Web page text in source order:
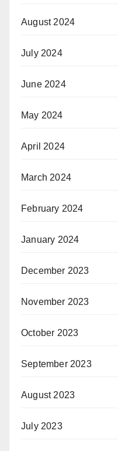
August 2024
July 2024
June 2024
May 2024
April 2024
March 2024
February 2024
January 2024
December 2023
November 2023
October 2023
September 2023
August 2023
July 2023